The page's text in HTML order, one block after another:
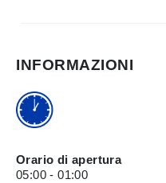
INFORMAZIONI
Orario di apertura
05:00 - 01:00